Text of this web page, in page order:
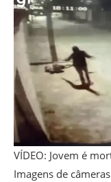
VÍDEO: Jovem é
Imagens de